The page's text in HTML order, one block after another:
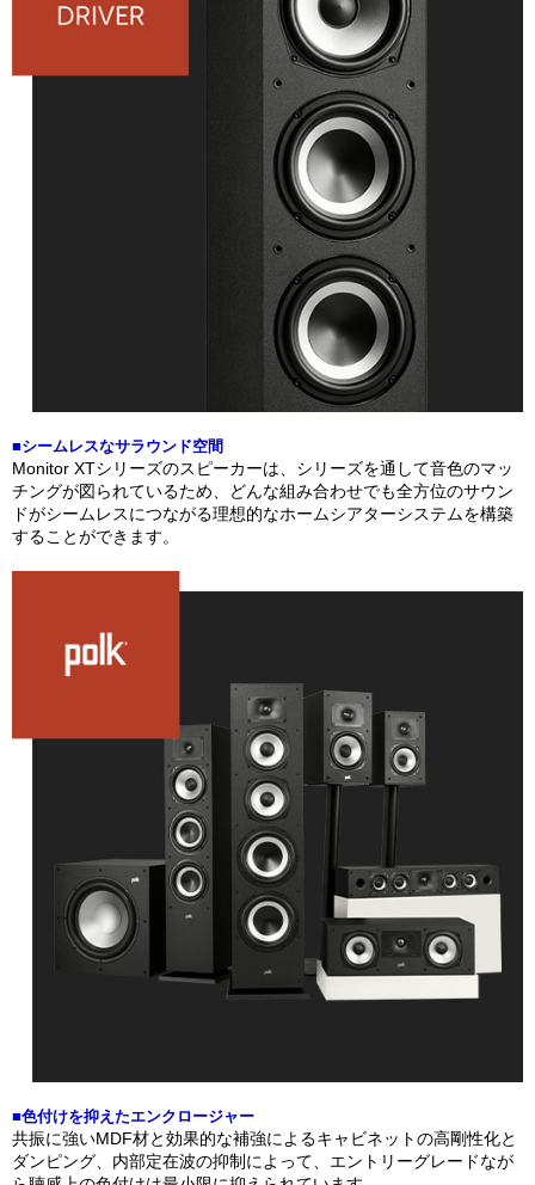
■シームレスなサラウンド空間
Monitor XTシリーズのスピーカーは、シリーズを通して音色のマッ
チングが図られているため、どんな組み合わせでも全方位のサウン
ドがシームレスにつながる理想的なホームシアターシステムを構築
することができます。
■色付けを抑えたエンクロージャー
共振に強いMDF材と効果的な補強によるキャビネットの高剛性化と
ダンピング、内部定在波の抑制によって、エントリーグレードなが